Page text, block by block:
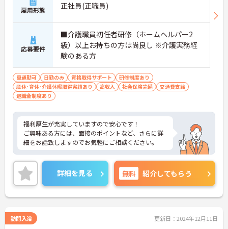
雇用形態 正社員(正職員)
応募要件
■介護職員初任者研修（ホームヘルパー2
級）以上お持ちの方は尚良し ※介護実務経
験のある方
車通勤可 日勤のみ 資格取得サポート
研修制度あり
産休･育休･介護休暇取得実績あり
高収入 社会保険完備
交通費支給
退職金制度あり
福利厚生が充実していますので安心です！
ご興味ある方には、面接のポイントなど、さらに詳
細をお話致しますのでお気軽にご相談ください。
詳細を見る 無料 紹介してもらう
訪問入浴 更新日：2024年12月11日